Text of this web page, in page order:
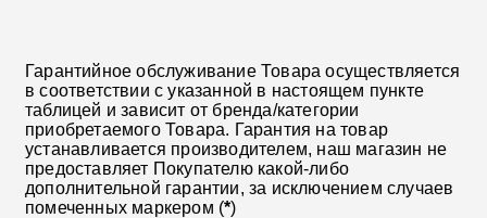
Гарантийное обслуживание Товара осуществляется
в соответствии с указанной в настоящем пункте
таблицей и зависит от бренда/категории
приобретаемого Товара. Гарантия на товар
устанавливается производителем, наш магазин не
предоставляет Покупателю какой-либо
дополнительной гарантии, за исключением случаев
помеченных маркером (*)